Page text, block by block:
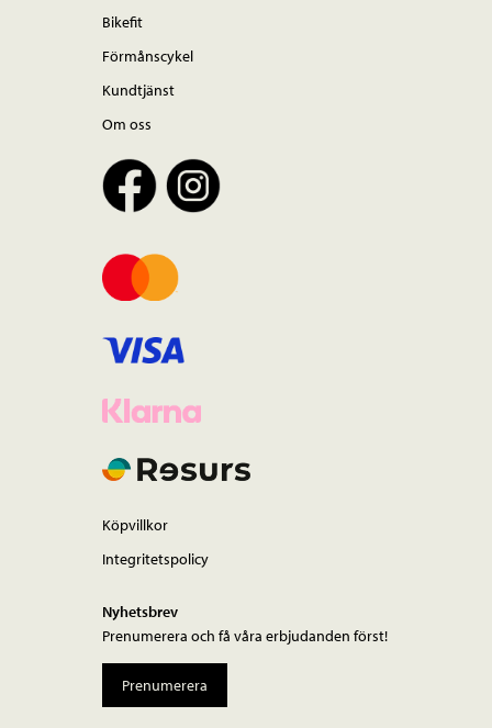
Bikefit
Förmånscykel
Kundtjänst
Om oss
Köpvillkor
Integritetspolicy
Nyhetsbrev
Prenumerera och få våra erbjudanden först!
Prenumerera